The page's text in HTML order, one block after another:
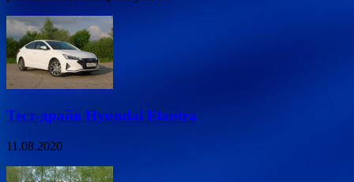
Тест-драйв Hyundai Elantra
11.08.2020